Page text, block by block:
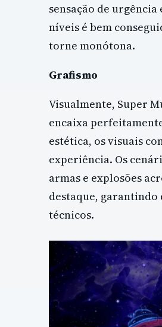
sensação de
níveis é bem
torne monótona.
Grafismo
Visualmente, Super
encaixa
estética, os visuais
experiência. Os
armas e explosões
destaque,
técnicos.